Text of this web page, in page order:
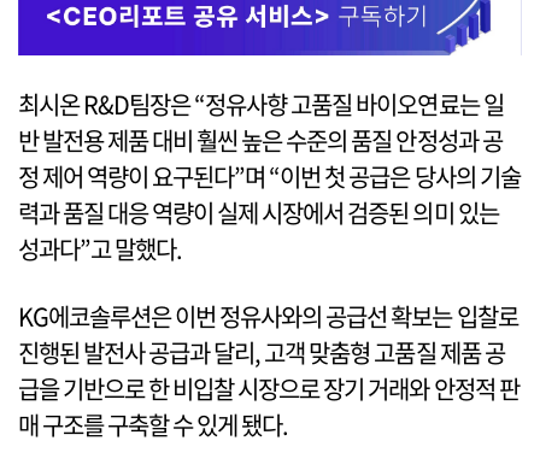
최시온 R&D팀장은 “정유사향 고품질 바이오연료는 일
반 발전용 제품 대비 훨씬 높은 수준의 품질 안정성과 공
정 제어 역량이 요구된다”며 “이번 첫 공급은 당사의 기술
력과 품질 대응 역량이 실제 시장에서 검증된 의미 있는
성과다”고 말했다.
KG에코솔루션은 이번 정유사와의 공급선 확보는 입찰로
진행된 발전사 공급과 달리, 고객 맞춤형 고품질 제품 공
급을 기반으로 한 비입찰 시장으로 장기 거래와 안정적 판
매 구조를 구축할 수 있게 됐다.